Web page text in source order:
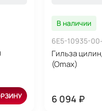
В наличии
6E5-10935-
Гильза
(Omax)
6 094 ₽